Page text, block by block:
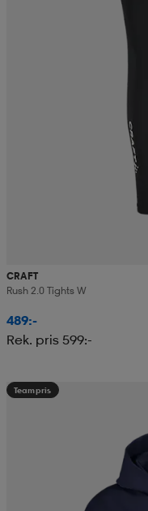
CRAFT
Rush 2.0 Tights W
489:-
Rek. pris 599:-
Teampris